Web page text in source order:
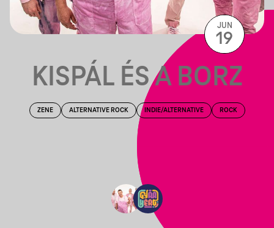
KISPÁL ÉS A BORZ
ZENE ALTERNATIVE ROCK INDIE/ALTERNATIVE ROCK
JUN
19